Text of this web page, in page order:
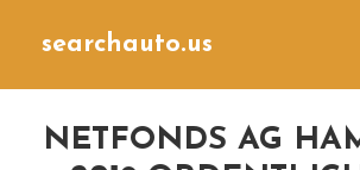
searchauto.us
NETFONDS AG